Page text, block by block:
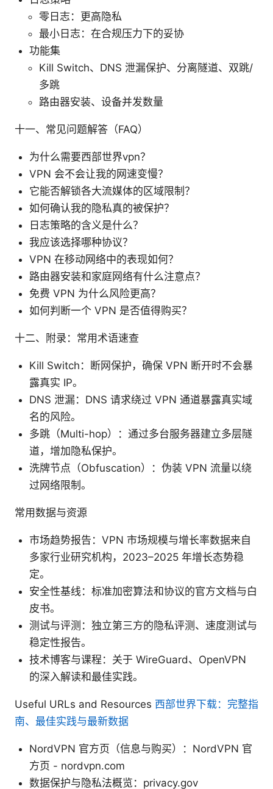
零日志：更高隐私
最小日志：在合规压力下的妥协
功能集
Kill Switch、DNS 泄漏保护、分离隧道、双跳/
多跳
路由器安装、设备并发数量
十一、常见问题解答（FAQ）
为什么需要西部世界vpn？
VPN 会不会让我的网速变慢？
它能否解锁各大流媒体的区域限制？
如何确认我的隐私真的被保护？
日志策略的含义是什么？
我应该选择哪种协议？
VPN 在移动网络中的表现如何？
路由器安装和家庭网络有什么注意点？
免费 VPN 为什么风险更高？
如何判断一个 VPN 是否值得购买？
十二、附录：常用术语速查
Kill Switch：断网保护，确保 VPN 断开时不会暴
露真实 IP。
DNS 泄漏：DNS 请求绕过 VPN 通道暴露真实域
名的风险。
多跳（Multi-hop）：通过多台服务器建立多层隧
道，增加隐私保护。
洗牌节点（Obfuscation）：伪装 VPN 流量以绕
过网络限制。
常用数据与资源
市场趋势报告：VPN 市场规模与增长率数据来自
多家行业研究机构，2023–2025 年增长态势稳
定。
安全性基线：标准加密算法和协议的官方文档与白
皮书。
测试与评测：独立第三方的隐私评测、速度测试与
稳定性报告。
技术博客与课程：关于 WireGuard、OpenVPN
的深入解读和最佳实践。
Useful URLs and Resources 西部世界下载：完整指
南、最佳实践与最新数据
NordVPN 官方页（信息与购买）：NordVPN 官
方页 - nordvpn.com
数据保护与隐私法概览：privacy.gov